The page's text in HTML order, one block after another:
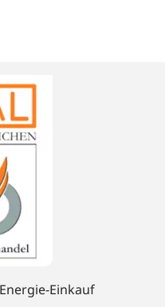
Einkauf